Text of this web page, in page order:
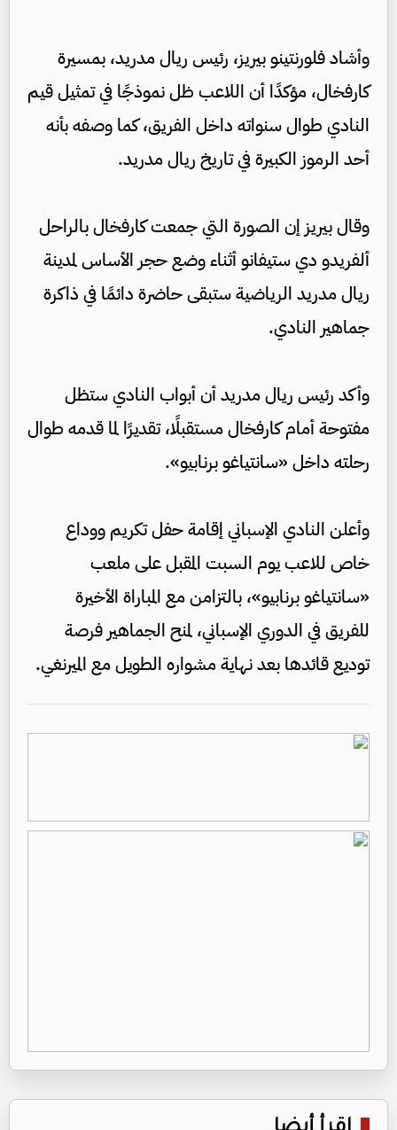
وأشاد فلورنتينو بيريز، رئيس ريال مدريد، بمسيرة
كارفخال، مؤكدًا أن اللاعب ظل نموذجًا في تمثيل قيم
النادي طوال سنواته داخل الفريق، كما وصفه بأنه
أحد الرموز الكبيرة في تاريخ ريال مدريد.
وقال بيريز إن الصورة التي جمعت كارفخال بالراحل
ألفريدو دي ستيفانو أثناء وضع حجر الأساس لمدينة
ريال مدريد الرياضية ستبقى حاضرة دائمًا في ذاكرة
جماهير النادي.
وأكد رئيس ريال مدريد أن أبواب النادي ستظل
مفتوحة أمام كارفخال مستقبلًا، تقديرًا لما قدمه طوال
رحلته داخل «سانتياغو برنابيو».
وأعلن النادي الإسباني إقامة حفل تكريم ووداع
خاص للاعب يوم السبت المقبل على ملعب
«سانتياغو برنابيو»، بالتزامن مع المباراة الأخيرة
للفريق في الدوري الإسباني، لمنح الجماهير فرصة
توديع قائدها بعد نهاية مشواره الطويل مع الميرنغي.